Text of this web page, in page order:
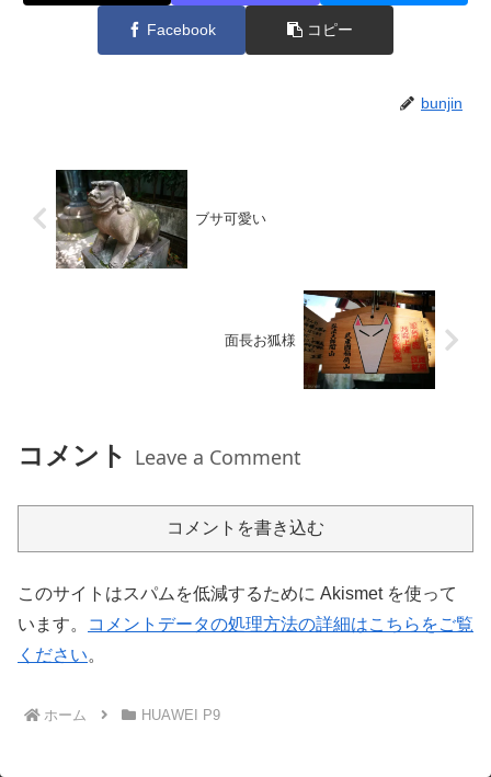
Facebook コピー
bunjin
ブサ可愛い
面長お狐様
コメント Leave a Comment
コメントを書き込む
このサイトはスパムを低減するために Akismet を使って
います。
コメントデータの処理方法の詳細はこちらをご覧
ください。
ホーム HUAWEI P9